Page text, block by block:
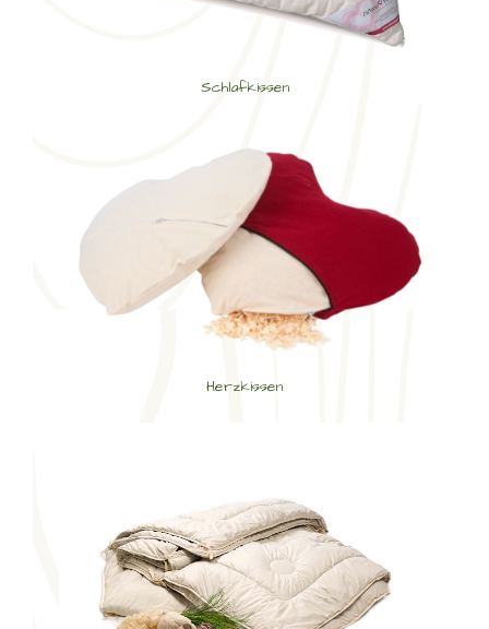
Schlafkissen
Herzkissen